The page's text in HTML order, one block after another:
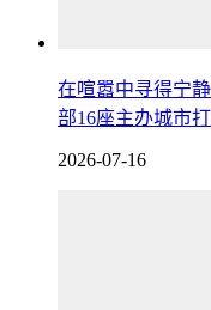
在喧嚣中寻得宁
部16座主办城市
2026-07-16